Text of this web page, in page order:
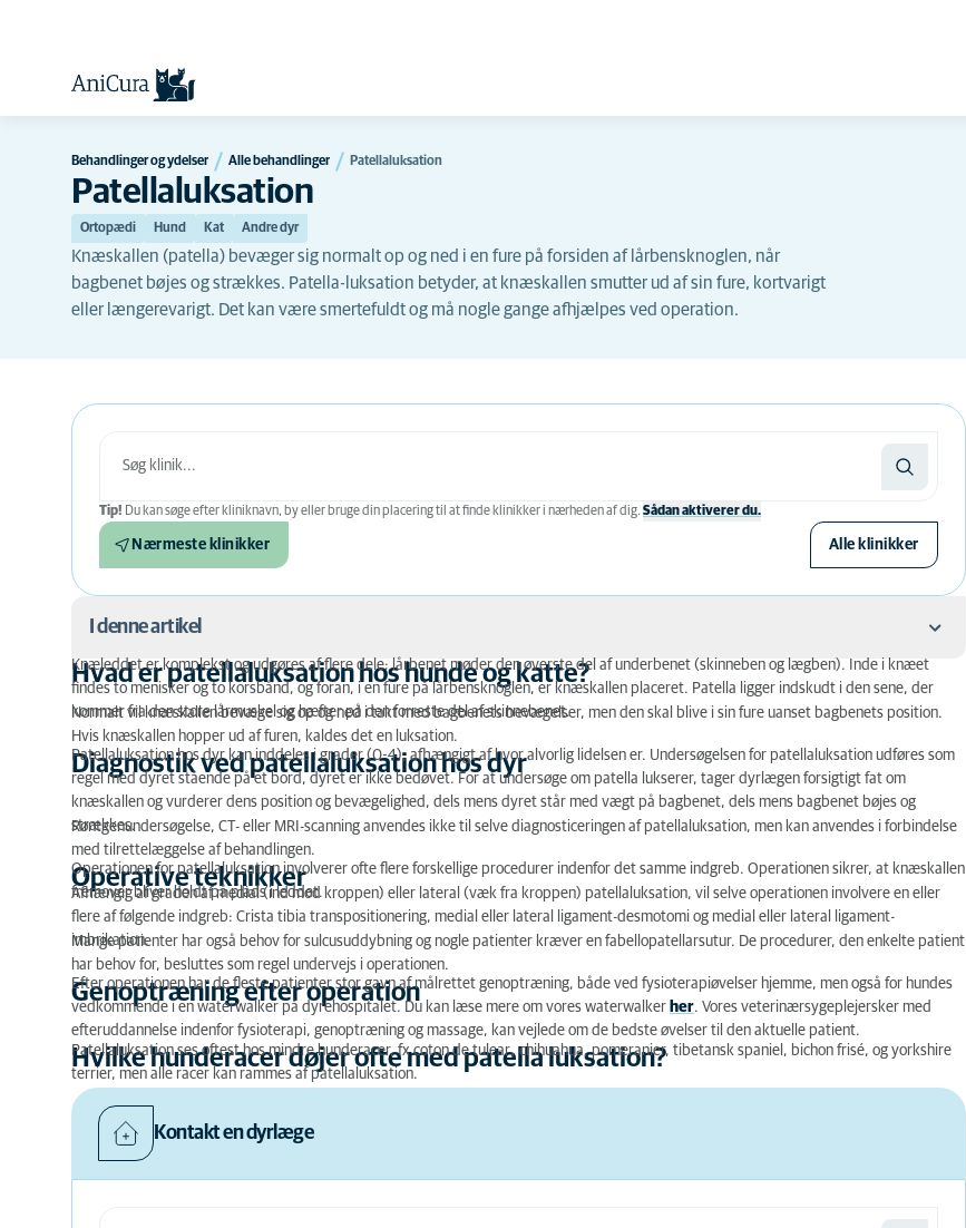
Behandlinger og ydelser Alle behandlinger Patellaluksation
Patellaluksation
Ortopædi Hund Kat Andre dyr
Knæskallen (patella) bevæger sig normalt op og ned i en fure på forsiden af lårbensknoglen, når
bagbenet bøjes og strækkes. Patella-luksation betyder, at knæskallen smutter ud af sin fure, kortvarigt
eller længerevarigt. Det kan være smertefuldt og må nogle gange afhjælpes ved operation.
Tip! Du kan søge efter kliniknavn, by eller bruge din placering til at finde klinikker i nærheden af ​​dig. Sådan aktiverer du.
Nærmeste klinikker Alle klinikker
I denne artikel
Hvad er patellaluksation hos hunde og katte?
Diagnostik ved patellaluksation hos dyr
Operative teknikker
Genoptræning efter operation
Hvilke hunderacer døjer ofte med patella luksation?
Hvad er patellaluksation hos hunde og katte?
Knæleddet er komplekst og udgøres af flere dele; lårbenet møder den øverste del af underbenet (skinneben og lægben). Inde i knæet
findes to menisker og to korsbånd, og foran, i en fure på lårbensknoglen, er knæskallen placeret. Patella ligger indskudt i den sene, der
kommer fra den store lårmuskel og hæfter på den forreste del af skinnebenet.
Normalt vil knæskallen bevæge sig op og ned i takt med bagbenets bevægelser, men den skal blive i sin fure uanset bagbenets position.
Hvis knæskallen hopper ud af furen, kaldes det en luksation.
Diagnostik ved patellaluksation hos dyr
Patellaluksation hos dyr kan inddeles i grader (0-4), afhængigt af hvor alvorlig lidelsen er. Undersøgelsen for patellaluksation udføres som
regel med dyret stående på et bord, dyret er ikke bedøvet. For at undersøge om patella lukserer, tager dyrlægen forsigtigt fat om
knæskallen og vurderer dens position og bevægelighed, dels mens dyret står med vægt på bagbenet, dels mens bagbenet bøjes og
strækkes.
Røntgenundersøgelse, CT- eller MRI-scanning anvendes ikke til selve diagnosticeringen af patellaluksation, men kan anvendes i forbindelse
med tilrettelæggelse af behandlingen.
Operative teknikker
Operationen for patellaluksation involverer ofte flere forskellige procedurer indenfor det samme indgreb. Operationen sikrer, at knæskallen
fremover bliver holdt på plads i leddet.
Afhængig af graden af medial (ind mod kroppen) eller lateral (væk fra kroppen) patellaluksation, vil selve operationen involvere en eller
flere af følgende indgreb: Crista tibia transpositionering, medial eller lateral ligament-desmotomi og medial eller lateral ligament-
imbrikation.
Mange patienter har også behov for sulcusuddybning og nogle patienter kræver en fabellopatellarsutur. De procedurer, den enkelte patient
har behov for, besluttes som regel undervejs i operationen.
Genoptræning efter operation
Efter operationen har de fleste patienter stor gavn af målrettet genoptræning, både ved fysioterapiøvelser hjemme, men også for hundes
vedkommende i en waterwalker på dyrehospitalet. Du kan læse mere om vores waterwalker her. Vores veterinærsygeplejersker med
efteruddannelse indenfor fysioterapi, genoptræning og massage, kan vejlede om de bedste øvelser til den aktuelle patient.
Hvilke hunderacer døjer ofte med patella luksation?
Patellaluksation ses oftest hos mindre hunderacer, fx coton de tulear,chihuahua, pomeranier, tibetansk spaniel, bichon frisé, og yorkshire
terrier, men alle racer kan rammes af patellaluksation.
Kontakt en dyrlæge